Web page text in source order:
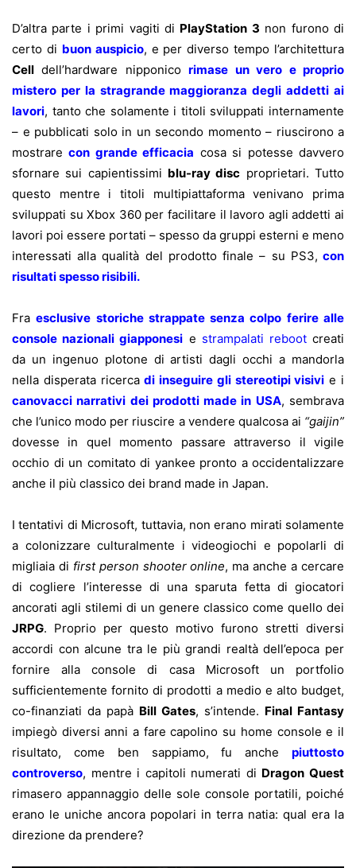
D’altra parte i primi vagiti di PlayStation 3 non furono di
certo di buon auspicio, e per diverso tempo l’architettura
Cell dell’hardware nipponicorimase un vero e proprio
mistero per la stragrande maggioranza degli addetti ai
lavori, tanto che solamente i titoli sviluppati internamente
– e pubblicati solo in un secondo momento – riuscirono a
mostrarecon grande efficacia cosa si potesse davvero
sfornare sui capientissimi blu-ray disc proprietari. Tutto
questo mentre i titoli multipiattaforma venivano prima
sviluppati su Xbox 360 per facilitare il lavoro agli addetti ai
lavori poi essere portati – spesso da gruppi esterni e meno
interessati alla qualità del prodotto finale – su PS3, con
risultati spesso risibili.
Fraesclusive storiche strappate senza colpo ferire alle
console nazionali giapponesi e strampalati rebootcreati
da un ingenuo plotone di artisti dagli occhi a mandorla
nella disperata ricercadi inseguire gli stereotipi visivi e i
canovacci narrativi dei prodotti made in USA, sembrava
che l’unico modo per riuscire a vendere qualcosa ai “gaijin”
dovesse in quel momento passare attraverso il vigile
occhio di un comitato di yankee pronto a occidentalizzare
anche il più classico dei brand made in Japan.
I tentativi di Microsoft, tuttavia, non erano mirati solamente
a colonizzare culturalmente i videogiochi e popolarli di
migliaia di first person shooter online, ma anche a cercare
di cogliere l’interesse di una sparuta fetta di giocatori
ancorati agli stilemi di un genere classico come quello dei
JRPG. Proprio per questo motivo furono stretti diversi
accordi con alcune tra le più grandi realtà dell’epoca per
fornire alla console di casa Microsoft un portfolio
sufficientemente fornito di prodotti a medio e alto budget,
co-finanziati da papà Bill Gates, s’intende. Final Fantasy
impiegò diversi anni a fare capolino su home console e il
risultato, come ben sappiamo, fu anche piuttosto
controverso, mentre i capitoli numerati di Dragon Quest
rimasero appannaggio delle sole console portatili, poiché
erano le uniche ancora popolari in terra natia: qual era la
direzione da prendere?